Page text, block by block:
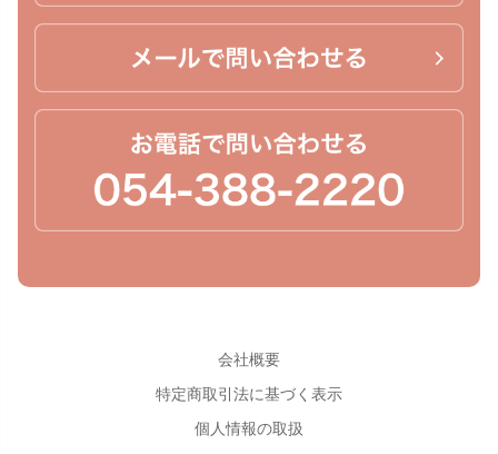
会社概要
特定商取引法に基づく表示
個人情報の取扱